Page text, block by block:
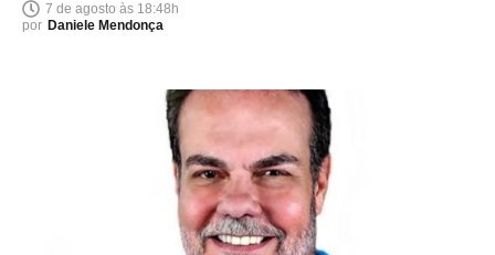
7 de agosto às 18:48h
por Daniele Mendonça